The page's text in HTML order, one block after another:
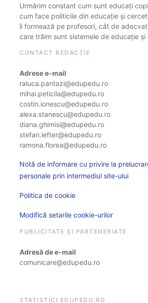
Urmărim constant cum sunt educați
cum face politicile din educație și
îi formează pe profesori, cât de
care trăim sunt sistemele de educație și
CONTACT REDACȚIE
Adrese e-mail
raluca.pantazi@edupedu.ro
mihai.peticila@edupedu.ro
costin.ionescu@edupedu.ro
alexa.stanescu@edupedu.ro
diana.ghimisi@edupedu.ro
stefan.lefter@edupedu.ro
ramona.florea@edupedu.ro
Notă de informare cu privire la
personale prin intermediul site-ului
Politica de cookie
Modifică setarile cookie-urilor
PUBLICITATE ȘI PARTENERIATE
Adresă de e-mail
comunicare@edupedu.ro
STATISTICI EDUPEDU.RO